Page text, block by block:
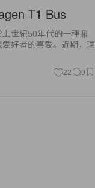
T1 Bus
世紀50年代的一種廂
好者的喜愛。近期，瑞
22 0